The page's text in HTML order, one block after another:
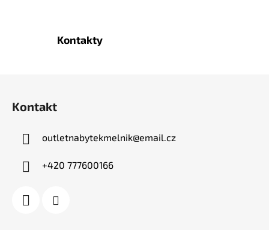
Kontakty
Kontakt
outletnabytekmelnik@email.cz
+420 777600166